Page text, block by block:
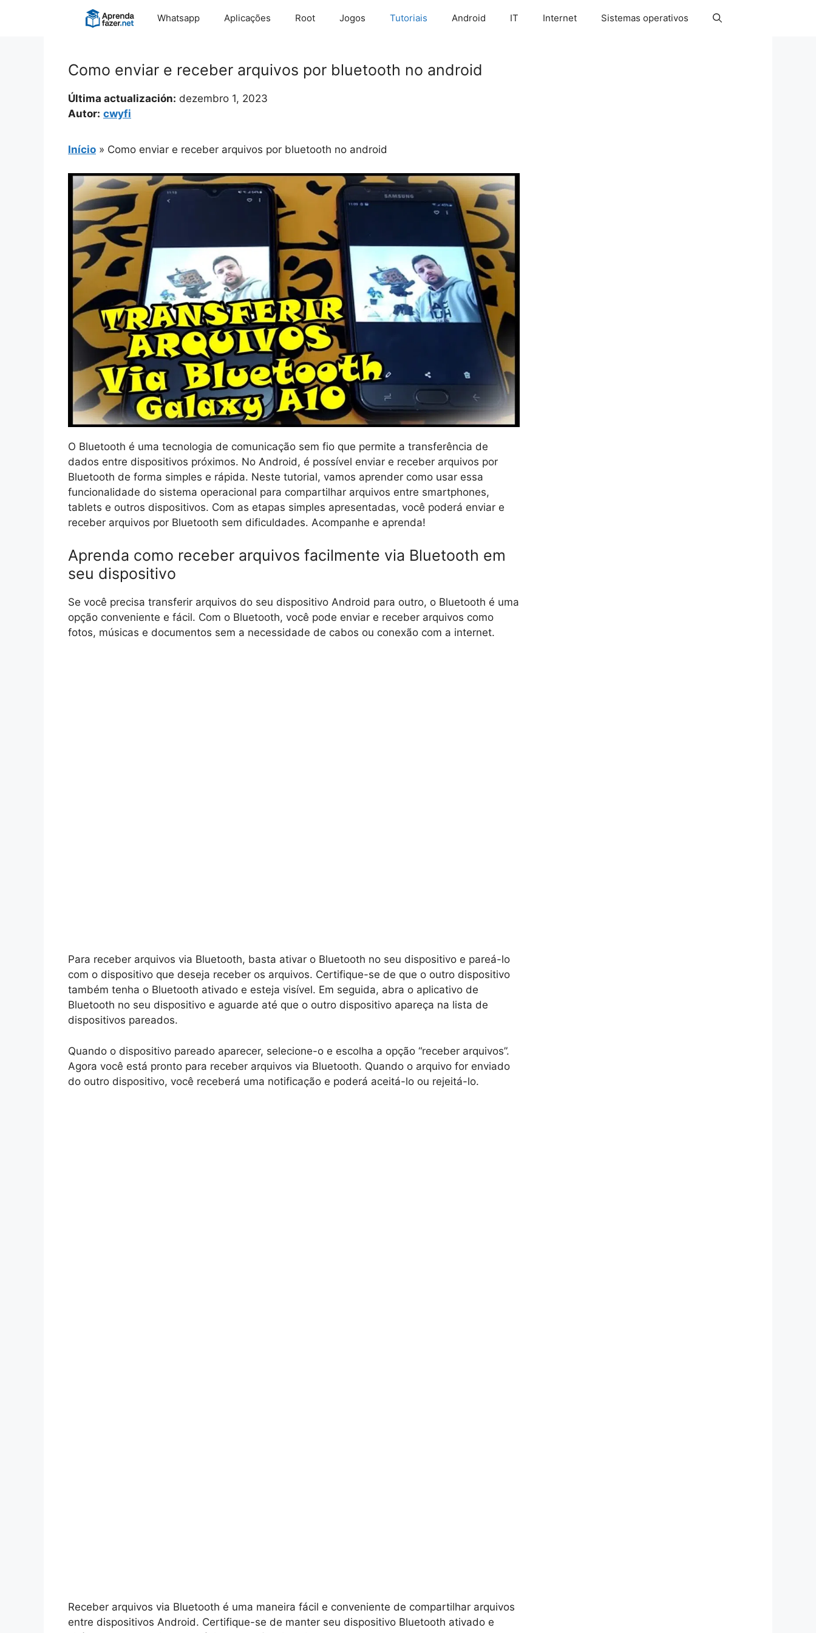
Whatsapp Aplicações Root Jogos Tutoriais Android IT Internet Sistemas operativos
Como enviar e receber arquivos por bluetooth no android
Última actualización: dezembro 1, 2023
Autor: cwyfi
Início » Como enviar e receber arquivos por bluetooth no android
O Bluetooth é uma tecnologia de comunicação sem fio que permite a transferência de
dados entre dispositivos próximos. No Android, é possível enviar e receber arquivos por
Bluetooth de forma simples e rápida. Neste tutorial, vamos aprender como usar essa
funcionalidade do sistema operacional para compartilhar arquivos entre smartphones,
tablets e outros dispositivos. Com as etapas simples apresentadas, você poderá enviar e
receber arquivos por Bluetooth sem dificuldades. Acompanhe e aprenda!
Aprenda como receber arquivos facilmente via Bluetooth em
seu dispositivo
Se você precisa transferir arquivos do seu dispositivo Android para outro, o Bluetooth é uma
opção conveniente e fácil. Com o Bluetooth, você pode enviar e receber arquivos como
fotos, músicas e documentos sem a necessidade de cabos ou conexão com a internet.
Para receber arquivos via Bluetooth, basta ativar o Bluetooth no seu dispositivo e pareá-lo
com o dispositivo que deseja receber os arquivos. Certifique-se de que o outro dispositivo
também tenha o Bluetooth ativado e esteja visível. Em seguida, abra o aplicativo de
Bluetooth no seu dispositivo e aguarde até que o outro dispositivo apareça na lista de
dispositivos pareados.
Quando o dispositivo pareado aparecer, selecione-o e escolha a opção “receber arquivos”.
Agora você está pronto para receber arquivos via Bluetooth. Quando o arquivo for enviado
do outro dispositivo, você receberá uma notificação e poderá aceitá-lo ou rejeitá-lo.
Receber arquivos via Bluetooth é uma maneira fácil e conveniente de compartilhar arquivos
entre dispositivos Android. Certifique-se de manter seu dispositivo Bluetooth ativado e